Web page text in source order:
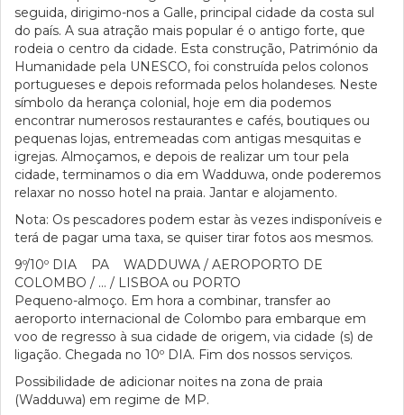
seguida, dirigimo-nos a Galle, principal cidade da costa sul
do país. A sua atração mais popular é o antigo forte, que
rodeia o centro da cidade. Esta construção, Património da
Humanidade pela UNESCO, foi construída pelos colonos
portugueses e depois reformada pelos holandeses. Neste
símbolo da herança colonial, hoje em dia podemos
encontrar numerosos restaurantes e cafés, boutiques ou
pequenas lojas, entremeadas com antigas mesquitas e
igrejas. Almoçamos, e depois de realizar um tour pela
cidade, terminamos o dia em Wadduwa, onde poderemos
relaxar no nosso hotel na praia. Jantar e alojamento.
Nota: Os pescadores podem estar às vezes indisponíveis e
terá de pagar uma taxa, se quiser tirar fotos aos mesmos.
9º/10º DIA PA WADDUWA / AEROPORTO DE
COLOMBO / … / LISBOA ou PORTO
Pequeno-almoço. Em hora a combinar, transfer ao
aeroporto internacional de Colombo para embarque em
voo de regresso à sua cidade de origem, via cidade (s) de
ligação. Chegada no 10º DIA. Fim dos nossos serviços.
Possibilidade de adicionar noites na zona de praia
(Wadduwa) em regime de MP.